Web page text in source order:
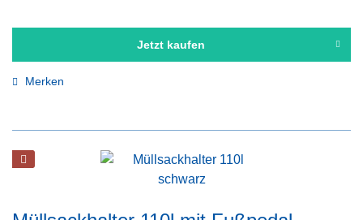
Jetzt kaufen
Merken